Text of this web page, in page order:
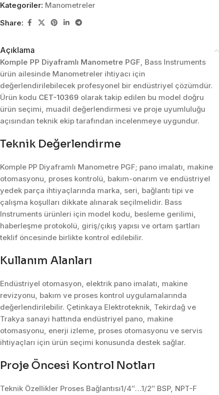
Kategoriler: Manometreler
Share:
Açıklama
Komple PP Diyaframlı Manometre PGF, Bass Instruments
ürün ailesinde Manometreler ihtiyacı için
değerlendirilebilecek profesyonel bir endüstriyel çözümdür.
Ürün kodu CET-10369 olarak takip edilen bu model doğru
ürün seçimi, muadil değerlendirmesi ve proje uyumluluğu
açısından teknik ekip tarafından incelenmeye uygundur.
Teknik Değerlendirme
Komple PP Diyaframlı Manometre PGF; pano imalatı, makine
otomasyonu, proses kontrolü, bakım-onarım ve endüstriyel
yedek parça ihtiyaçlarında marka, seri, bağlantı tipi ve
çalışma koşulları dikkate alınarak seçilmelidir. Bass
Instruments ürünleri için model kodu, besleme gerilimi,
haberleşme protokolü, giriş/çıkış yapısı ve ortam şartları
teklif öncesinde birlikte kontrol edilebilir.
Kullanım Alanları
Endüstriyel otomasyon, elektrik pano imalatı, makine
revizyonu, bakım ve proses kontrol uygulamalarında
değerlendirilebilir. Çetinkaya Elektroteknik, Tekirdağ ve
Trakya sanayi hattında endüstriyel pano, makine
otomasyonu, enerji izleme, proses otomasyonu ve servis
ihtiyaçları için ürün seçimi konusunda destek sağlar.
Proje Öncesi Kontrol Notları
Teknik Özellikler Proses Bağlantısı1/4″…1/2″ BSP, NPT-F